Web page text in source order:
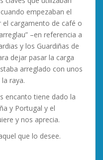
empezaban el
cargamento de café o
–en referencia a
y los Guardiñas de
dejar pasar la carga
arreglado con unos
raya.
encanto tiene dado la
y Portugal y el
y nos aprecia.
que lo desee.